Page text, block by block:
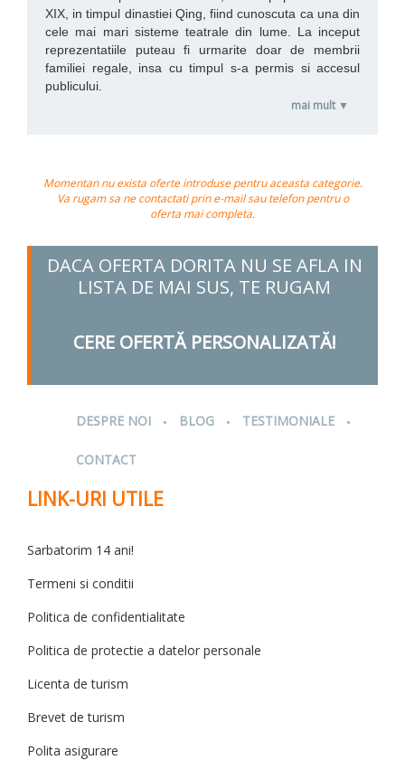
XIX, in timpul dinastiei Qing, fiind cunoscuta ca una din
cele mai mari sisteme teatrale din lume. La inceput
reprezentatiile puteau fi urmarite doar de membrii
familiei regale, insa cu timpul s-a permis si accesul
publicului.
mai mult ▼
Momentan nu exista oferte introduse pentru aceasta categorie.
Va rugam sa ne contactati prin e-mail sau telefon pentru o
oferta mai completa.
DACA OFERTA DORITA NU SE AFLA IN
LISTA DE MAI SUS, TE RUGAM
CERE OFERTĂ PERSONALIZATĂ!
DESPRE NOI . BLOG . TESTIMONIALE .
CONTACT
LINK-URI UTILE
Sarbatorim 14 ani!
Termeni si conditii
Politica de confidentialitate
Politica de protectie a datelor personale
Licenta de turism
Brevet de turism
Polita asigurare